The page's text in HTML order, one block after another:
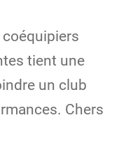
coéquipiers
tient une
un club
Chers